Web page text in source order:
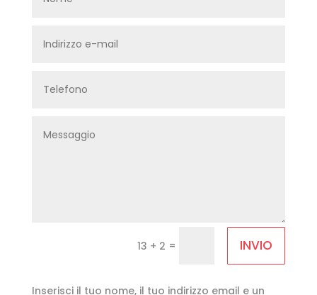
13 + 2 = INVIO
Inserisci il tuo nome, il tuo indirizzo email e un